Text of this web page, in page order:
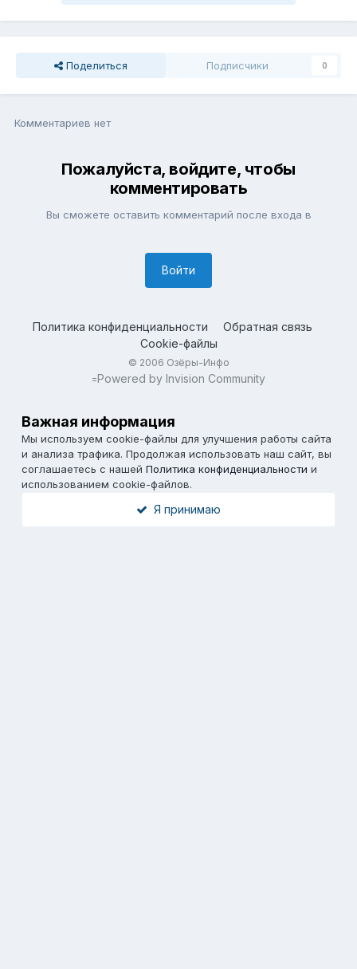
Поделиться Подписчики 0
Комментариев нет
Пожалуйста, войдите, чтобы
комментировать
Вы сможете оставить комментарий после входа в
Войти
Политика конфиденциальности
Обратная связь
Cookie-файлы
© 2006 Озёры-Инфо
=Powered by Invision Community
Важная информация
Мы используем cookie-файлы для улучшения работы сайта
и анализа трафика. Продолжая использовать наш сайт, вы
соглашаетесь с нашей Политика конфиденциальности и
использованием cookie-файлов.
Я принимаю